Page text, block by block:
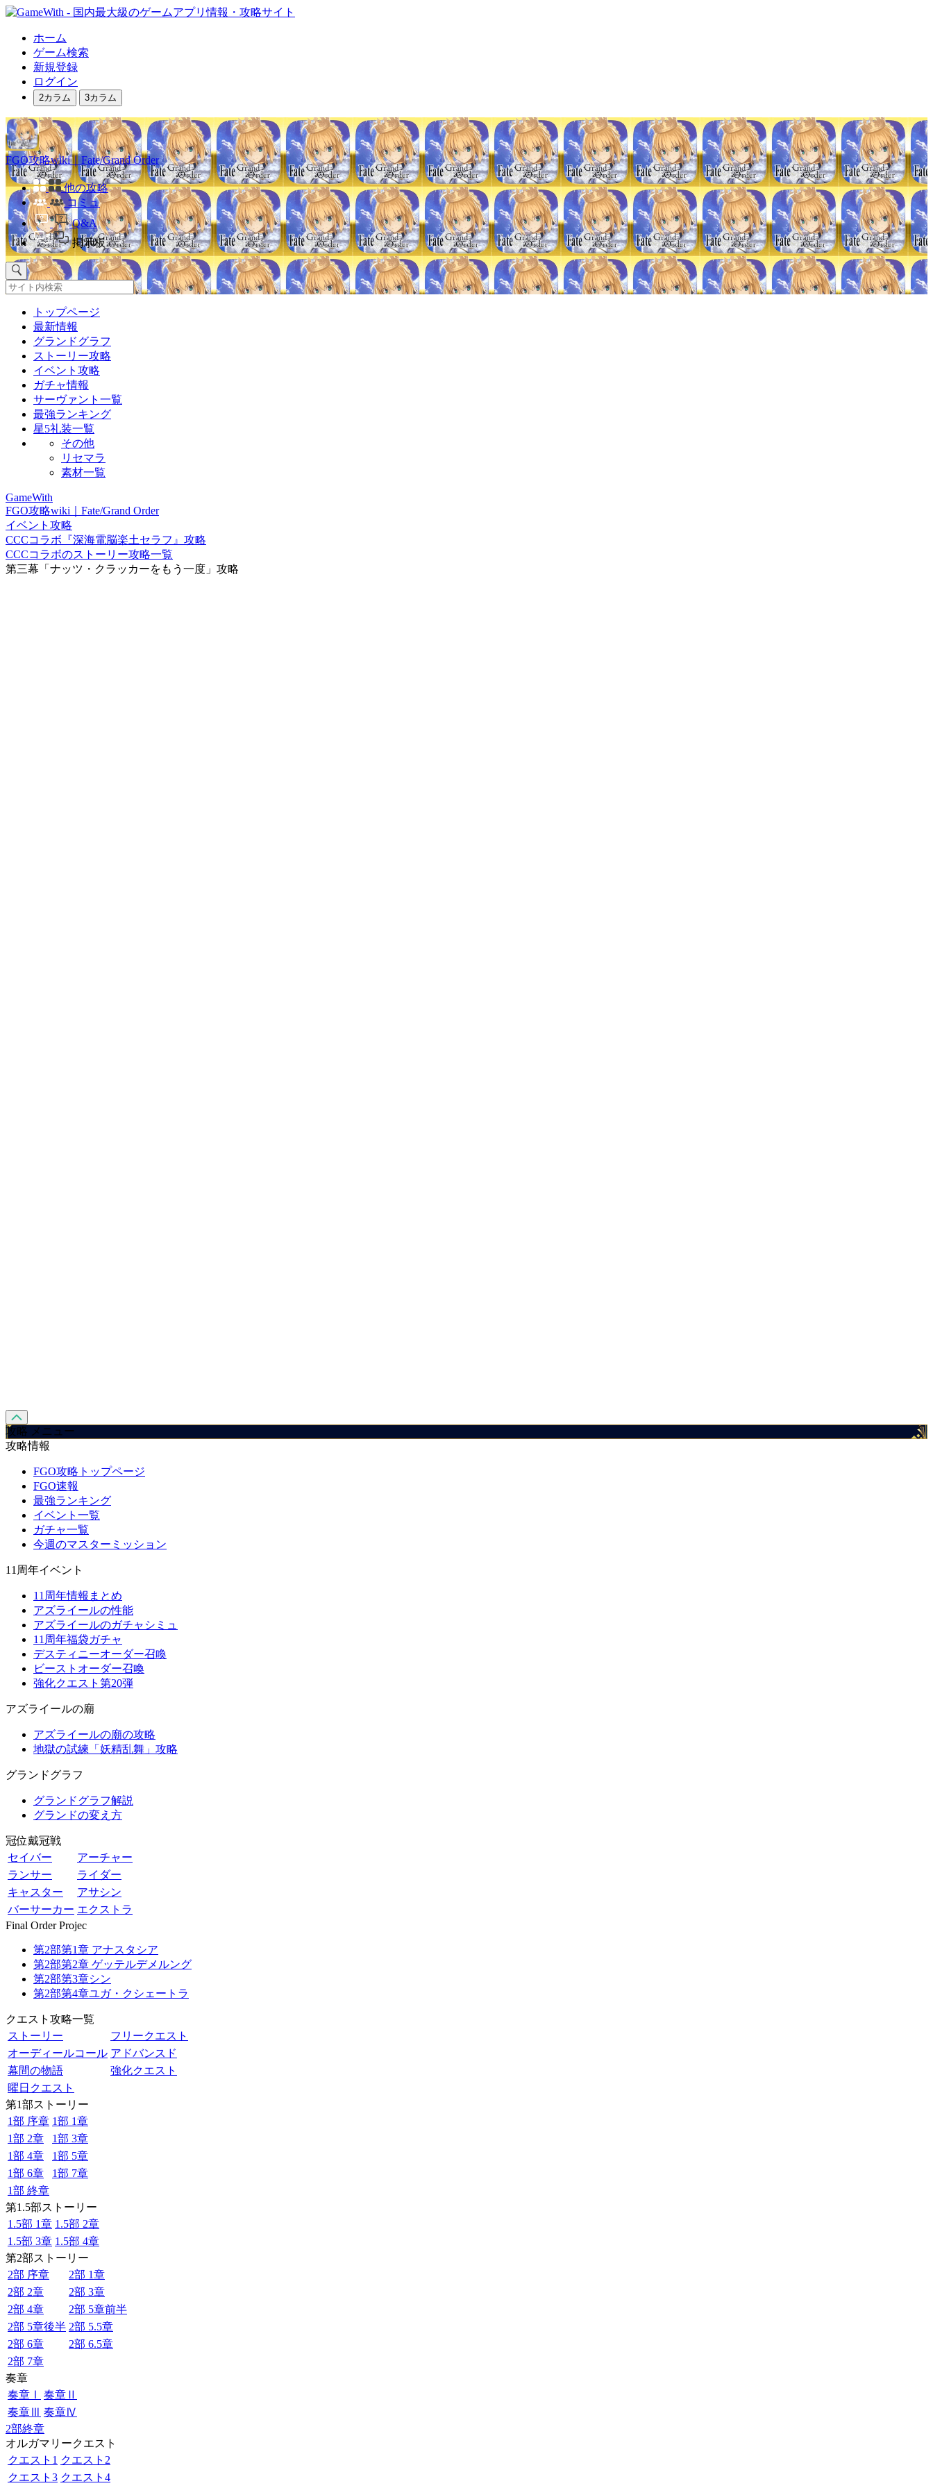
ホーム
ゲーム検索
新規登録
ログイン
2カラム 3カラム
FGO攻略wiki｜Fate/Grand Order
他の攻略
コミュ
Q&A
掲示板
トップページ
最新情報
グランドグラフ
ストーリー攻略
イベント攻略
ガチャ情報
サーヴァント一覧
最強ランキング
星5礼装一覧
その他
リセマラ
素材一覧
GameWith
FGO攻略wiki｜Fate/Grand Order
イベント攻略
CCCコラボ『深海電脳楽土セラフ』攻略
CCCコラボのストーリー攻略一覧
第三幕「ナッツ・クラッカーをもう一度」攻略
攻略 メニュー
攻略情報
FGO攻略トップページ
FGO速報
最強ランキング
イベント一覧
ガチャ一覧
今週のマスターミッション
11周年イベント
11周年情報まとめ
アズライールの性能
アズライールのガチャシミュ
11周年福袋ガチャ
デスティニーオーダー召喚
ビーストオーダー召喚
強化クエスト第20弾
アズライールの廟
アズライールの廟の攻略
地獄の試練「妖精乱舞」攻略
グランドグラフ
グランドグラフ解説
グランドの変え方
冠位戴冠戦
セイバー
アーチャー
ランサー
ライダー
キャスター
アサシン
バーサーカー エクストラ
Final Order Projec
第2部第1章 アナスタシア
第2部第2章 ゲッテルデメルング
第2部第3章シン
第2部第4章ユガ・クシェートラ
クエスト攻略一覧
ストーリー
フリークエスト
オーディールコール アドバンスド
幕間の物語
強化クエスト
曜日クエスト
第1部ストーリー
1部 序章 1部 1章
1部 2章
1部 3章
1部 4章
1部 5章
1部 6章
1部 7章
1部 終章
第1.5部ストーリー
1.5部 1章 1.5部 2章
1.5部 3章 1.5部 4章
第2部ストーリー
2部 序章
2部 1章
2部 2章
2部 3章
2部 4章
2部 5章前半
2部 5章後半 2部 5.5章
2部 6章
2部 6.5章
2部 7章
奏章
奏章Ⅰ
奏章Ⅱ
奏章Ⅲ 奏章Ⅳ
2部終章
オルガマリークエスト
クエスト1 クエスト2
クエスト3 クエスト4